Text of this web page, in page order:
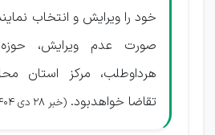
خود را ویرایش و انتخاب
صورت عدم ویرایش، حوزه
هرداوطلب، مرکز استان
تقاضا خواهدبود. (خبر 28 دی 1404)